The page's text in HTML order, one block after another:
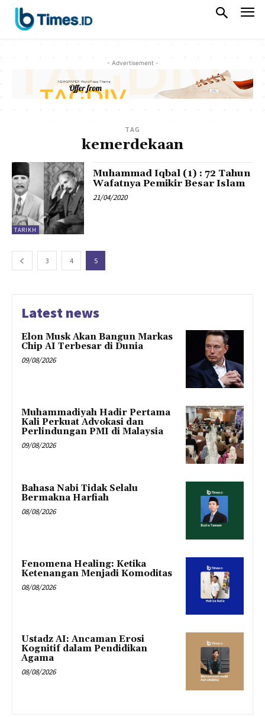
- Advertisement -
TAG
kemerdekaan
TARIKH
Muhammad Iqbal (1) : 72 Tahun
Wafatnya Pemikir Besar Islam
21/04/2020
3 4 5
Latest news
Elon Musk Akan Bangun Markas
Chip AI Terbesar di Dunia
09/08/2026
Muhammadiyah Hadir Pertama
Kali Perkuat Advokasi dan
Perlindungan PMI di Malaysia
09/08/2026
Bahasa Nabi Tidak Selalu
Bermakna Harfiah
08/08/2026
Fenomena Healing: Ketika
Ketenangan Menjadi Komoditas
08/08/2026
Ustadz AI: Ancaman Erosi
Kognitif dalam Pendidikan
Agama
08/08/2026